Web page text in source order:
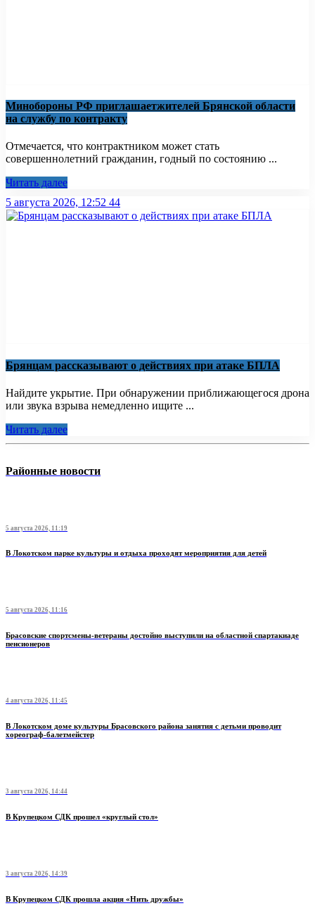
Минобoроны РФ приглaшaетжитeлeй Брянской области
на службу по контракту
Отмечается, что контрактником может стать
совершеннолетний гражданин, годный по состоянию ...
Читать далее
5 августа 2026, 12:52 44
Брянцам рассказывают о действиях при атаке БПЛА
Найдите укрытие. При обнаружении приближающегося дрона
или звука взрыва немедленно ищите ...
Читать далее
Районные новости
5 августа 2026, 11:19
В Локотском парке культуры и отдыха проходят мероприятия для детей
5 августа 2026, 11:16
Брасовские спортсмены-ветераны достойно выступили на областной спартакиаде
пенсионеров
4 августа 2026, 11:45
В Локотском доме культуры Брасовского района занятия с детьми проводит
хореограф-балетмейстер
3 августа 2026, 14:44
В Крупецком СДК прошел «круглый стол»
3 августа 2026, 14:39
В Крупецком СДК прошла акция «Нить дружбы»